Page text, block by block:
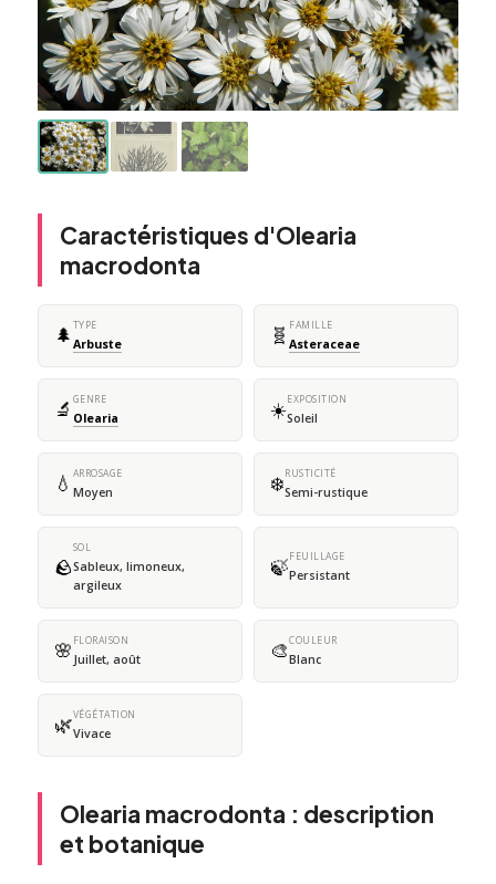
Caractéristiques d'Olearia
macrodonta
🌲 TYPE
Arbuste 🧬 FAMILLE
Asteraceae
🔬 GENRE
Olearia ☀️EXPOSITION
Soleil
💧 ARROSAGE
Moyen ❄️RUSTICITÉ
Semi-rustique
🪨
SOL
Sableux, limoneux,
argileux
🍃FEUILLAGE
Persistant
🌸 FLORAISON
Juillet, août 🎨COULEUR
Blanc
🌿VÉGÉTATION
Vivace
Olearia macrodonta : description
et botanique